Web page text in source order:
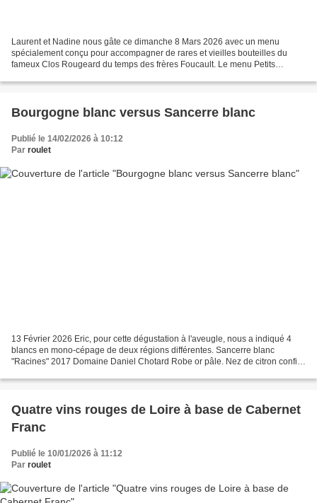
Laurent et Nadine nous gâte ce dimanche 8 Mars 2026 avec un menu
spécialement conçu pour accompagner de rares et vieilles bouteilles du
fameux Clos Rougeard du temps des frères Foucault. Le menu Petits
Bourgogne blanc versus Sancerre blanc
Publié le 14/02/2026 à 10:12
Par roulet
13 Février 2026 Eric, pour cette dégustation à l'aveugle, nous a indiqué 4
blancs en mono-cépage de deux régions différentes. Sancerre blanc
"Racines" 2017 Domaine Daniel Chotard Robe or pâle. Nez de citron confit
Quatre vins rouges de Loire à base de Cabernet
Franc
Publié le 10/01/2026 à 11:12
Par roulet